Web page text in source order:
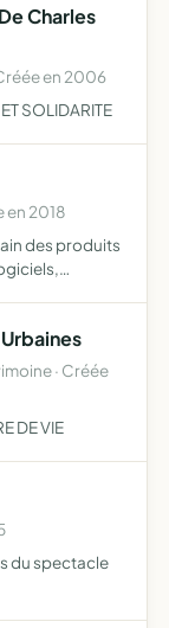
Charles
en 2006
SOLIDARITE
en 2018
des produits
· Créée
DE VIE
du spectacle